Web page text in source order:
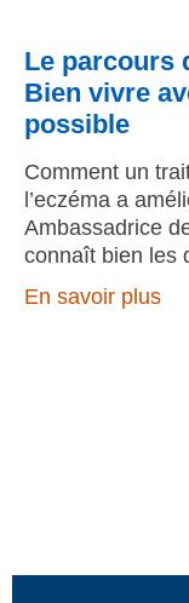
Le parcours
Bien vivre
possible
Comment un
l’eczéma a
Ambassadrice
connaît bien les
En savoir plus